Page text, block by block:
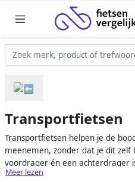
Transportfietsen
Transportfietsen helpen je de
meenemen, zonder dat je dit
voordrager én een achterdrager
Tegelijkertijd fiets je heel
Meer lezen